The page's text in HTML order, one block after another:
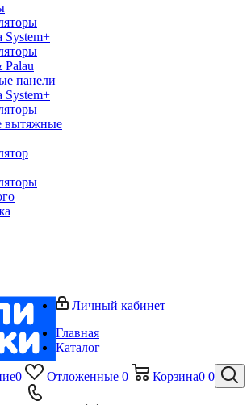
System+
Palau
панели
System+
вытяжные
0 Отложенные 0 Корзина0 0
Личный кабинет
Главная
Каталог